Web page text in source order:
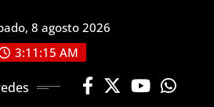
8 agosto 2026
3:11:16 AM